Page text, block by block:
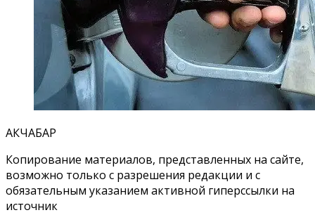
АКЧАБАР
Копирование материалов, представленных на сайте,
возможно только с разрешения редакции и с
обязательным указанием активной гиперссылки на
источник